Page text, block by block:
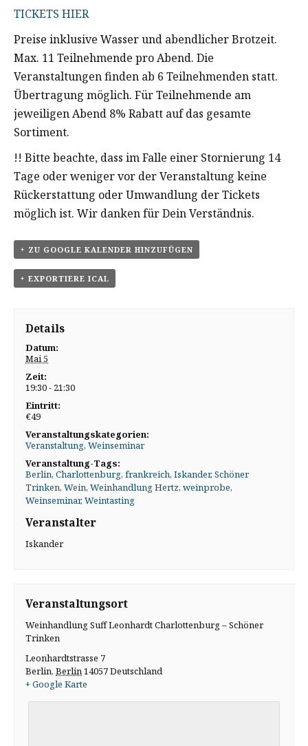
TICKETS HIER
Preise inklusive Wasser und abendlicher Brotzeit.
Max. 11 Teilnehmende pro Abend. Die
Veranstaltungen finden ab 6 Teilnehmenden statt.
Übertragung möglich. Für Teilnehmende am
jeweiligen Abend 8% Rabatt auf das gesamte
Sortiment.
!! Bitte beachte, dass im Falle einer Stornierung 14
Tage oder weniger vor der Veranstaltung keine
Rückerstattung oder Umwandlung der Tickets
möglich ist. Wir danken für Dein Verständnis.
+ ZU GOOGLE KALENDER HINZUFÜGEN
+ EXPORTIERE ICAL
Details
Datum:
Mai 5
Zeit:
19:30 - 21:30
Eintritt:
€49
Veranstaltungskategorien:
Veranstaltung,Weinseminar
Veranstaltung-Tags:
Berlin,Charlottenburg,frankreich,Iskander,Schöner
Trinken,Wein,Weinhandlung Hertz,weinprobe,
Weinseminar,Weintasting
Veranstalter
Iskander
Veranstaltungsort
Weinhandlung Suff Leonhardt Charlottenburg – Schöner
Trinken
Leonhardtstrasse 7
Berlin, Berlin14057Deutschland
+ Google Karte